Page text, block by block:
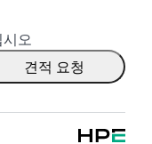
오
견적 요청